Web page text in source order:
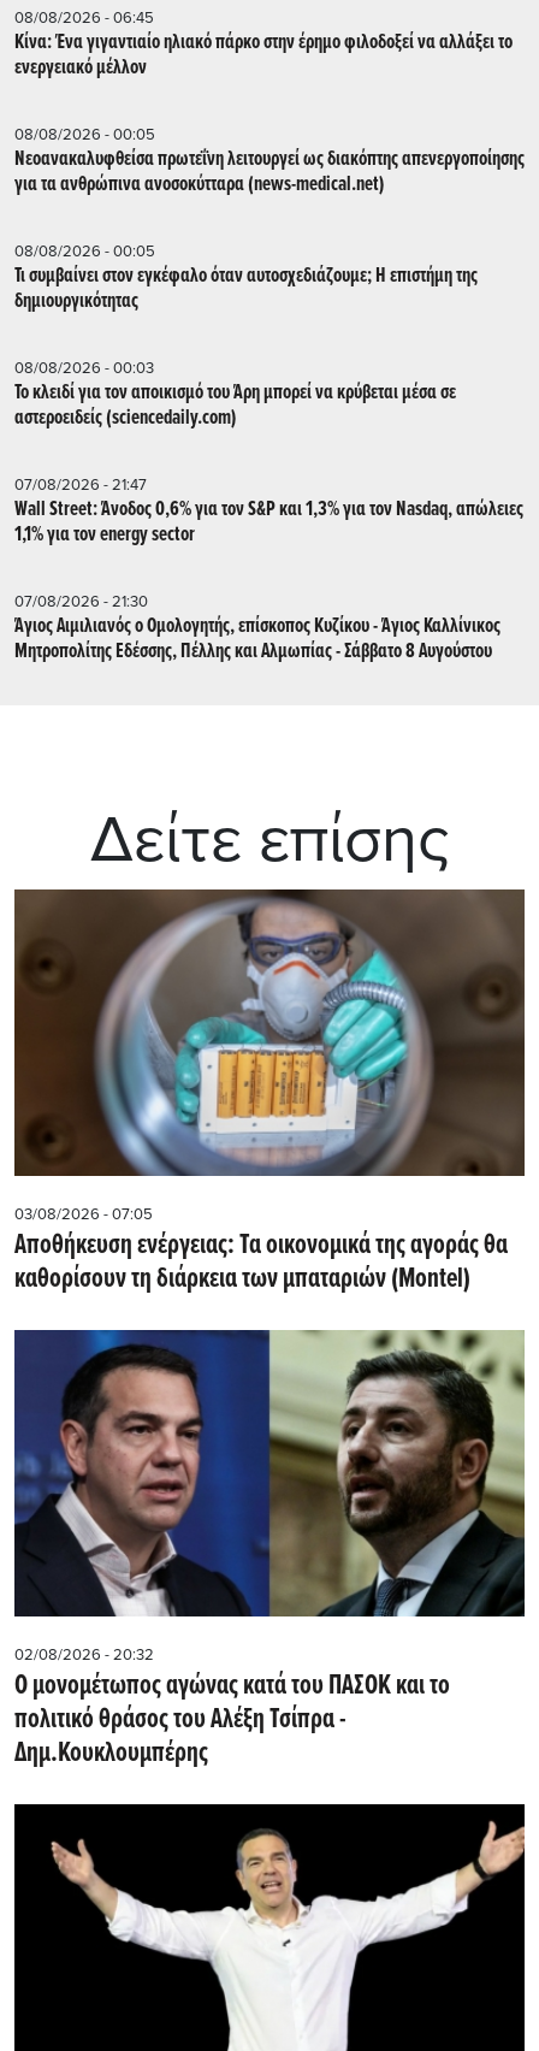
08/08/2026 - 06:45
Κίνα: Ένα γιγαντιαίο ηλιακό πάρκο στην έρημο φιλοδοξεί να αλλάξει το
ενεργειακό μέλλον
08/08/2026 - 00:05
Νεοανακαλυφθείσα πρωτεΐνη λειτουργεί ως διακόπτης απενεργοποίησης
για τα ανθρώπινα ανοσοκύτταρα (news-medical.net)
08/08/2026 - 00:05
Τι συμβαίνει στον εγκέφαλο όταν αυτοσχεδιάζουμε; Η επιστήμη της
δημιουργικότητας
08/08/2026 - 00:03
Το κλειδί για τον αποικισμό του Άρη μπορεί να κρύβεται μέσα σε
αστεροειδείς (sciencedaily.com)
07/08/2026 - 21:47
Wall Street: Άνοδος 0,6% για τον S&P και 1,3% για τον Nasdaq, απώλειες
1,1% για τον energy sector
07/08/2026 - 21:30
Άγιος Αιμιλιανός ο Ομολογητής, επίσκοπος Κυζίκου - Άγιος Καλλίνικος
Μητροπολίτης Εδέσσης, Πέλλης και Αλμωπίας - Σάββατο 8 Αυγούστου
Δείτε επίσης
03/08/2026 - 07:05
Αποθήκευση ενέργειας: Τα οικονομικά της αγοράς θα
καθορίσουν τη διάρκεια των μπαταριών (Montel)
02/08/2026 - 20:32
Ο μονομέτωπος αγώνας κατά του ΠΑΣΟΚ και το
πολιτικό θράσος του Αλέξη Τσίπρα -
Δημ.Κουκλουμπέρης